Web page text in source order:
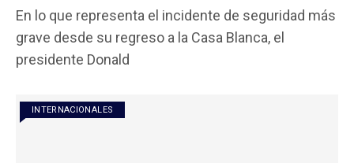
ce
b
o
k
tt
er
at
s
p
p
ail m
p
En lo que representa el incidente de seguridad más
grave desde su regreso a la Casa Blanca, el
presidente Donald
INTERNACIONALES